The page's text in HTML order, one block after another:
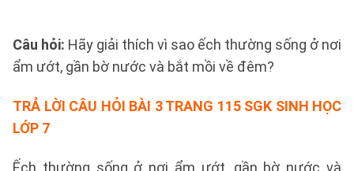
Câu hỏi: Hãy giải thích vì sao ếch thường sống ở nơi
ẩm ướt, gần bờ nước và bắt mồi về đêm?
TRẢ LỜI CÂU HỎI BÀI 3 TRANG 115 SGK SINH HỌC
LỚP 7
Ếch thường sống ở nơi ẩm ướt, gần bờ nước và